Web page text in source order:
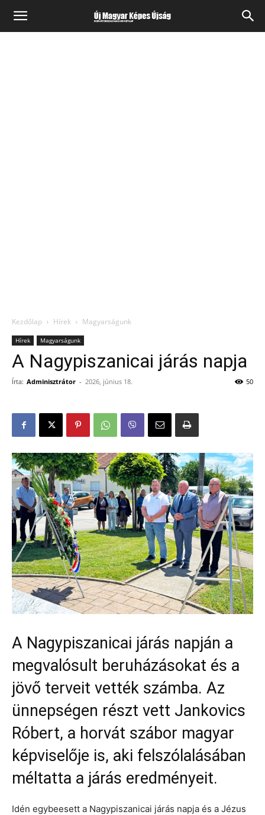
Kezdőlap Hírek Magyarságunk
Hírek Magyarságunk
A Nagypiszanicai járás napja
Írta: Adminisztrátor - 2026, június 18. 50
A Nagypiszanicai járás napján a
megvalósult beruházásokat és a
jövő terveit vették számba. Az
ünnepségen részt vett Jankovics
Róbert, a horvát szábor magyar
képviselője is, aki felszólalásában
méltatta a járás eredményeit.
Idén egybeesett a Nagypiszanicai járás napja és a Jézus